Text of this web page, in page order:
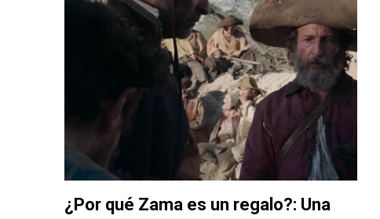
¿Por qué Zama es un regalo?: Una